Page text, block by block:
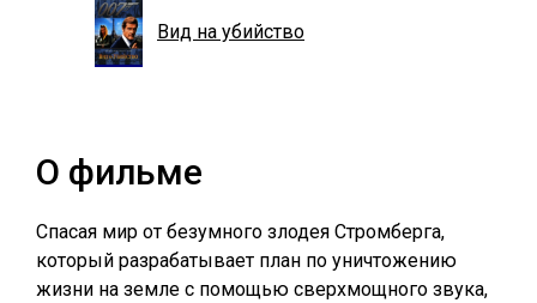
Вид на убийство
О фильме
Спасая мир от безумного злодея Стромберга,
который разрабатывает план по уничтожению
жизни на земле с помощью сверхмощного звука,